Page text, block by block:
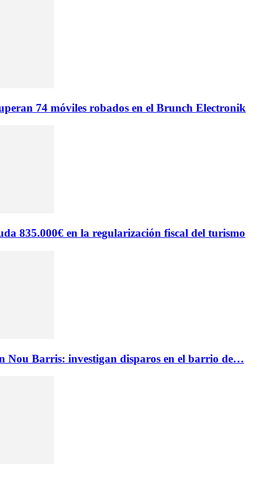
74 móviles robados en el Brunch Electronik
835.000€ en la regularización fiscal del turismo
Nou Barris: investigan disparos en el barrio de…